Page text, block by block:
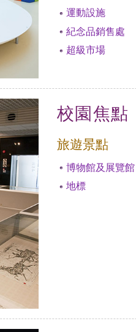
運動設施
紀念品銷售處
超級市場
校園焦點
旅遊景點
博物館及展覽館
地標